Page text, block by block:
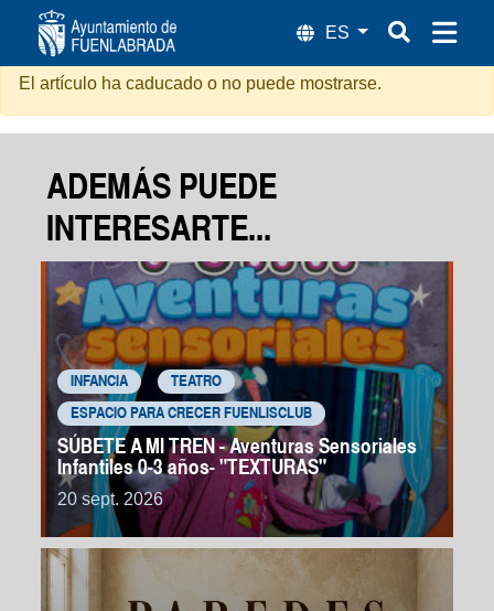
Trece Rosas Rojas
El artículo ha caducado o no puede mostrarse.
ADEMÁS PUEDE
INTERESARTE...
INFANCIA TEATRO
ESPACIO PARA CRECER FUENLISCLUB
SÚBETE A MI TREN - Aventuras Sensoriales
Infantiles 0-3 años- "TEXTURAS"
20 sept. 2026